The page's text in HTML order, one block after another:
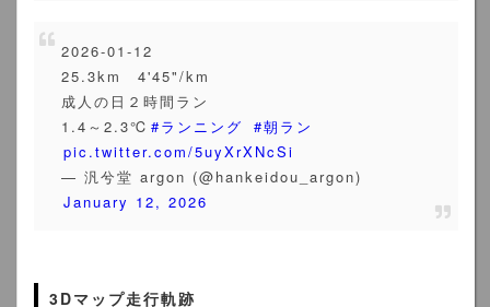
2026-01-12
25.3km 4'45"/km
成人の日２時間ラン
1.4～2.3℃ #ランニング
#朝ラン
pic.twitter.com/5uyXrXNcSi
— 汎兮堂 argon (@hankeidou_argon)
January 12, 2026
3Dマップ走行軌跡